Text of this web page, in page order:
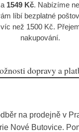
1549 Kč. Nabízíme
líbí bezplatné
než 1500 Kč.
nakupování.
dopravy a
na prodejně v
Nové Butovice.